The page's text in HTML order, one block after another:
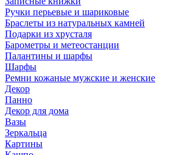
Ручки перьевые и шариковые
Браслеты из натуральных камней
Подарки из хрусталя
Барометры и метеостанции
Палантины и шарфы
Шарфы
Ремни кожаные мужские и женские
Декор
Панно
Декор для дома
Вазы
Зеркальца
Картины